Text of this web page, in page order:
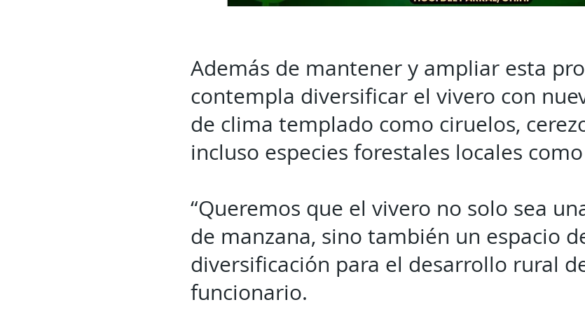
Además de mantener y ampliar esta
contempla diversificar el vivero con
de clima templado como ciruelos,
incluso especies forestales locales
“Queremos que el vivero no solo sea
de manzana, sino también un espacio
diversificación para el desarrollo rural
funcionario.